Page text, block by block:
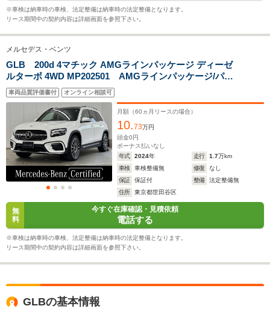
駆動方式
20.1km/L 19.0km/L 13.3km/L
※車検は納車時の車検、法定整備は納車時の法定整備となります。
リース期間中の契約内容は詳細画面を参照下さい。
メルセデス・ベンツ
GLB 200d 4マチック AMGラインパッケージ ディーゼ
ルターボ 4WD MP202501 AMGラインパッケージ/パノ
ラミックスライディングルーフ/ヘッドアップディスプレ
イ/360度カメラ/アドバンスドパッケージ/MBUXナビゲー
ション/アンビエントライト64色/純正デジタルインナーミ
ラードライブレコーダー
車両品質評価書付 オンライン相談可
月額（60 ヵ月リースの場合）
10.73万円
頭金0円
ボーナス払いなし
年式
2024年 走行 1.7万km
車検
車検整備無 修復
なし
保証
保証付 整備
法定整備無
住所
東京都世田谷区
無
料
今すぐ在庫確認・見積依頼
電話する
※車検は納車時の車検、法定整備は納車時の法定整備となります。
リース期間中の契約内容は詳細画面を参照下さい。
GLBの基本情報